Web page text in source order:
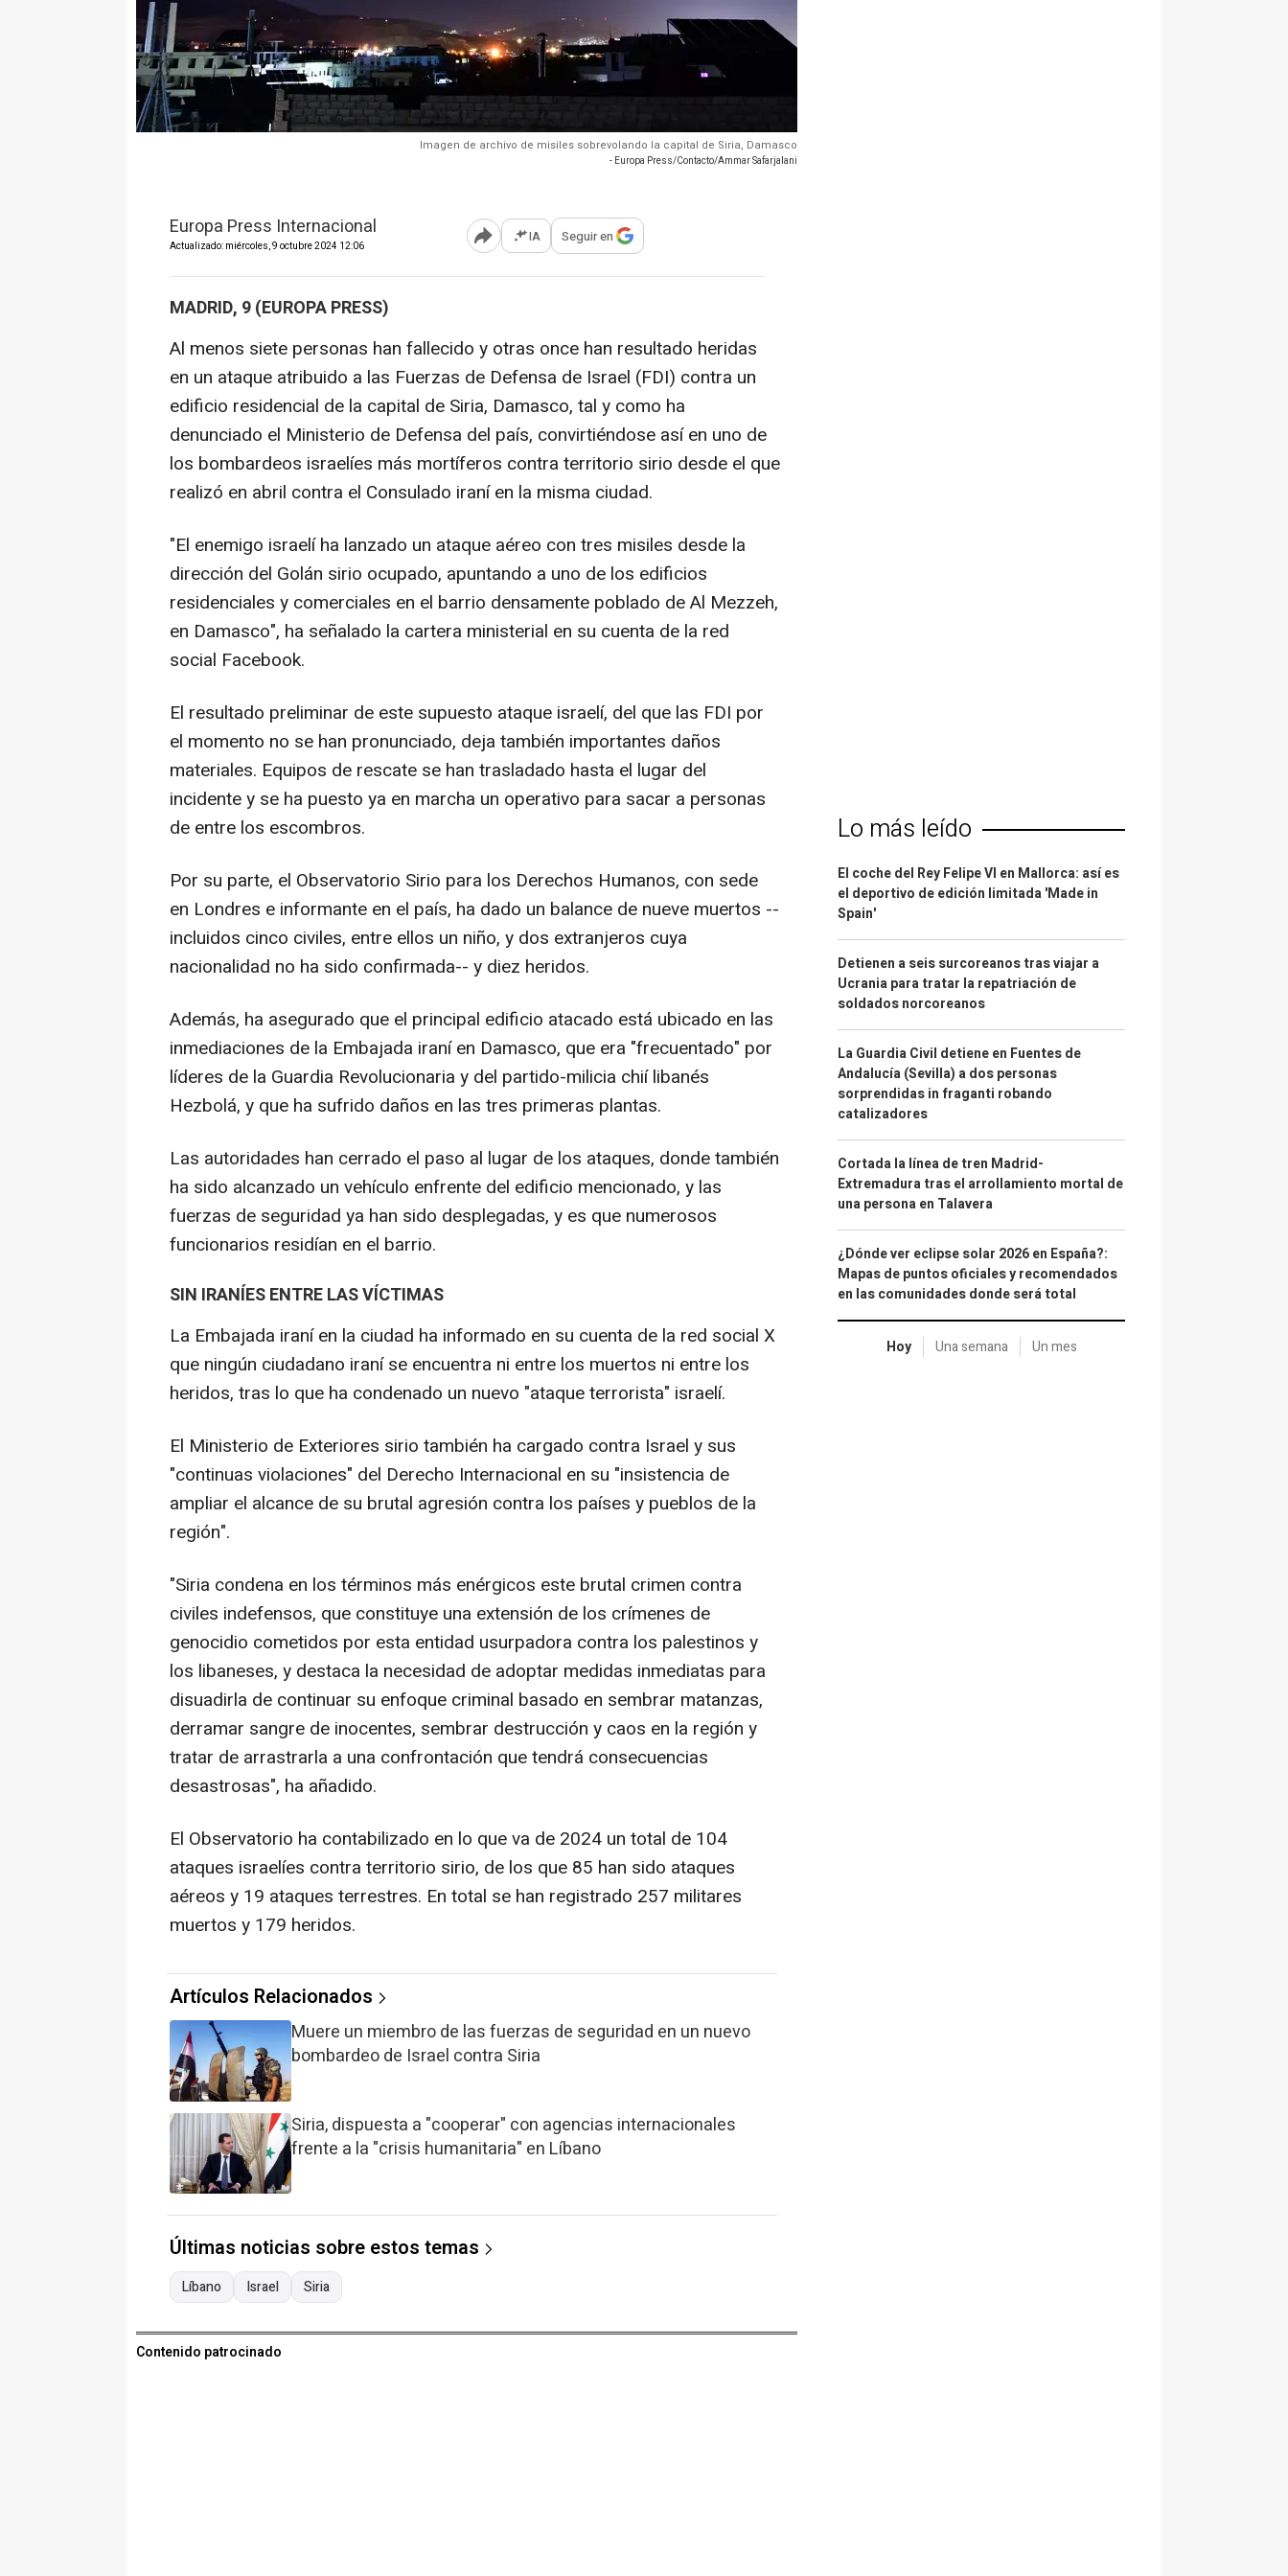
Imagen de archivo de misiles sobrevolando la capital de Siria, Damasco
- Europa Press/Contacto/Ammar Safarjalani
Europa Press Internacional
Actualizado: miércoles, 9 octubre 2024 12:06 Abrir opciones para compartir
IA Seguir en
MADRID, 9 (EUROPA PRESS)
Al menos siete personas han fallecido y otras once han resultado heridas
en un ataque atribuido a las Fuerzas de Defensa de Israel (FDI) contra un
edificio residencial de la capital de Siria, Damasco, tal y como ha
denunciado el Ministerio de Defensa del país, convirtiéndose así en uno de
los bombardeos israelíes más mortíferos contra territorio sirio desde el que
realizó en abril contra el Consulado iraní en la misma ciudad.
"El enemigo israelí ha lanzado un ataque aéreo con tres misiles desde la
dirección del Golán sirio ocupado, apuntando a uno de los edificios
residenciales y comerciales en el barrio densamente poblado de Al Mezzeh,
en Damasco", ha señalado la cartera ministerial en su cuenta de la red
social Facebook.
El resultado preliminar de este supuesto ataque israelí, del que las FDI por
el momento no se han pronunciado, deja también importantes daños
materiales. Equipos de rescate se han trasladado hasta el lugar del
incidente y se ha puesto ya en marcha un operativo para sacar a personas
de entre los escombros.
Por su parte, el Observatorio Sirio para los Derechos Humanos, con sede
en Londres e informante en el país, ha dado un balance de nueve muertos --
incluidos cinco civiles, entre ellos un niño, y dos extranjeros cuya
nacionalidad no ha sido confirmada-- y diez heridos.
Además, ha asegurado que el principal edificio atacado está ubicado en las
inmediaciones de la Embajada iraní en Damasco, que era "frecuentado" por
líderes de la Guardia Revolucionaria y del partido-milicia chií libanés
Hezbolá, y que ha sufrido daños en las tres primeras plantas.
Las autoridades han cerrado el paso al lugar de los ataques, donde también
ha sido alcanzado un vehículo enfrente del edificio mencionado, y las
fuerzas de seguridad ya han sido desplegadas, y es que numerosos
funcionarios residían en el barrio.
SIN IRANÍES ENTRE LAS VÍCTIMAS
La Embajada iraní en la ciudad ha informado en su cuenta de la red social X
que ningún ciudadano iraní se encuentra ni entre los muertos ni entre los
heridos, tras lo que ha condenado un nuevo "ataque terrorista" israelí.
El Ministerio de Exteriores sirio también ha cargado contra Israel y sus
"continuas violaciones" del Derecho Internacional en su "insistencia de
ampliar el alcance de su brutal agresión contra los países y pueblos de la
región".
"Siria condena en los términos más enérgicos este brutal crimen contra
civiles indefensos, que constituye una extensión de los crímenes de
genocidio cometidos por esta entidad usurpadora contra los palestinos y
los libaneses, y destaca la necesidad de adoptar medidas inmediatas para
disuadirla de continuar su enfoque criminal basado en sembrar matanzas,
derramar sangre de inocentes, sembrar destrucción y caos en la región y
tratar de arrastrarla a una confrontación que tendrá consecuencias
desastrosas", ha añadido.
El Observatorio ha contabilizado en lo que va de 2024 un total de 104
ataques israelíes contra territorio sirio, de los que 85 han sido ataques
aéreos y 19 ataques terrestres. En total se han registrado 257 militares
muertos y 179 heridos.
Artículos Relacionados
Muere un miembro de las fuerzas de seguridad en un nuevo
bombardeo de Israel contra Siria
Siria, dispuesta a "cooperar" con agencias internacionales
frente a la "crisis humanitaria" en Líbano
Últimas noticias sobre estos temas
Líbano Israel Siria
Contenido patrocinado
Lo más leído
El coche del Rey Felipe VI en Mallorca: así es
el deportivo de edición limitada 'Made in
Spain'
Detienen a seis surcoreanos tras viajar a
Ucrania para tratar la repatriación de
soldados norcoreanos
La Guardia Civil detiene en Fuentes de
Andalucía (Sevilla) a dos personas
sorprendidas in fraganti robando
catalizadores
Cortada la línea de tren Madrid-
Extremadura tras el arrollamiento mortal de
una persona en Talavera
¿Dónde ver eclipse solar 2026 en España?:
Mapas de puntos oficiales y recomendados
en las comunidades donde será total
Hoy Una semana Un mes